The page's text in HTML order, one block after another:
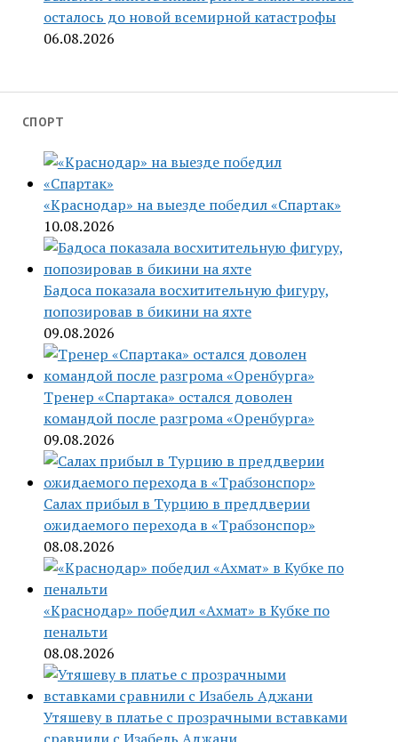
осталось до новой всемирной катастрофы
06.08.2026
СПОРТ
«Краснодар» на выезде победил «Спартак»
10.08.2026
Бадоса показала восхитительную фигуру,
попозировав в бикини на яхте
09.08.2026
Тренер «Спартака» остался доволен
командой после разгрома «Оренбурга»
09.08.2026
Салах прибыл в Турцию в преддверии
ожидаемого перехода в «Трабзонспор»
08.08.2026
«Краснодар» победил «Ахмат» в Кубке по
пенальти
08.08.2026
Утяшеву в платье с прозрачными вставками